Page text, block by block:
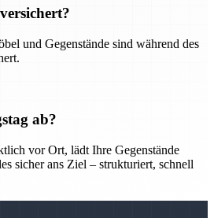
und Gegenstände sind während des
ab?
vor Ort, lädt Ihre Gegenstände
sicher ans Ziel – strukturiert, schnell